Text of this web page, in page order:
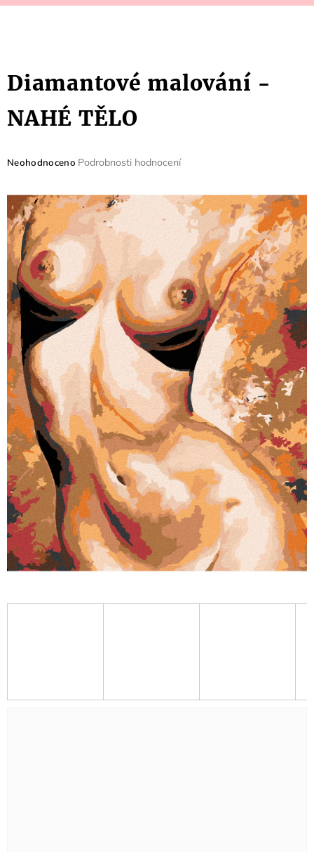
Diamantové malování -
NAHÉ TĚLO
Průměrné
je
0,0
z
5
hvězdiček.
Neohodnoceno Podrobnosti hodnocení